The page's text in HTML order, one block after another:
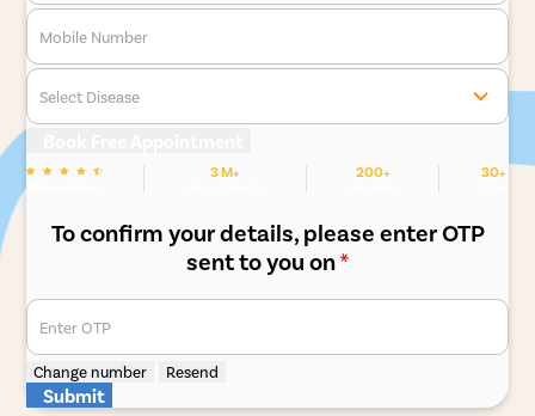
Mobile Number
Select Disease
3 M+ 200+ 30+
To confirm your details, please enter OTP
sent to you on*
Enter OTP
Change number Resend
Submit